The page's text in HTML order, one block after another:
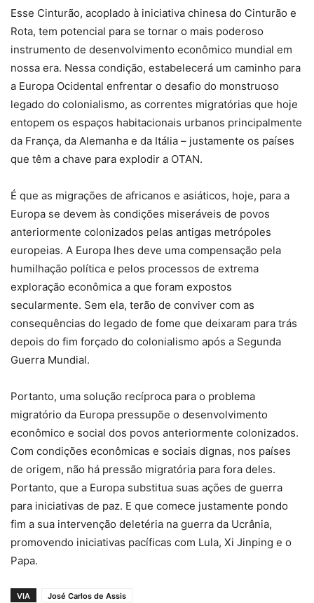
Esse Cinturão, acoplado à iniciativa chinesa do Cinturão e
Rota, tem potencial para se tornar o mais poderoso
instrumento de desenvolvimento econômico mundial em
nossa era. Nessa condição, estabelecerá um caminho para
a Europa Ocidental enfrentar o desafio do monstruoso
legado do colonialismo, as correntes migratórias que hoje
entopem os espaços habitacionais urbanos principalmente
da França, da Alemanha e da Itália – justamente os países
que têm a chave para explodir a OTAN.
É que as migrações de africanos e asiáticos, hoje, para a
Europa se devem às condições miseráveis de povos
anteriormente colonizados pelas antigas metrópoles
europeias. A Europa lhes deve uma compensação pela
humilhação política e pelos processos de extrema
exploração econômica a que foram expostos
secularmente. Sem ela, terão de conviver com as
consequências do legado de fome que deixaram para trás
depois do fim forçado do colonialismo após a Segunda
Guerra Mundial.
Portanto, uma solução recíproca para o problema
migratório da Europa pressupõe o desenvolvimento
econômico e social dos povos anteriormente colonizados.
Com condições econômicas e sociais dignas, nos países
de origem, não há pressão migratória para fora deles.
Portanto, que a Europa substitua suas ações de guerra
para iniciativas de paz. E que comece justamente pondo
fim a sua intervenção deletéria na guerra da Ucrânia,
promovendo iniciativas pacíficas com Lula, Xi Jinping e o
Papa.
VIA
José Carlos de Assis